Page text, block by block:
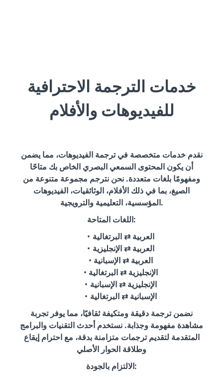
خدمات الترجمة الاحترافية
للفيديوهات والأفلام
نقدم خدمات متخصصة في ترجمة الفيديوهات، مما يضمن
أن يكون المحتوى السمعي البصري الخاص بك متاحًا
ومفهومًا بلغات متعددة. نحن نترجم مجموعة متنوعة من
الصيغ، بما في ذلك الأفلام، الوثائقيات، الفيديوهات
المؤسسية، التعليمية والترويجية.
اللغات المتاحة:
العربية ⇄ البرتغالية
العربية ⇄ الإنجليزية
العربية ⇄ الإسبانية
الإنجليزية ⇄ البرتغالية
الإنجليزية ⇄ الإسبانية
الإسبانية ⇄ البرتغالية
نضمن ترجمة دقيقة ومتكيفة ثقافيًا، مما يوفر تجربة
مشاهدة مفهومة وجذابة. نستخدم أحدث التقنيات والبرامج
المتقدمة لتقديم ترجمات متزامنة بدقة، مع احترام إيقاع
وطلاقة الحوار الأصلي
الالتزام بالجودة: